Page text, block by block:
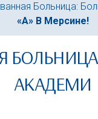
Больница:
«А» В Мерсине!
АКАДЕМИ